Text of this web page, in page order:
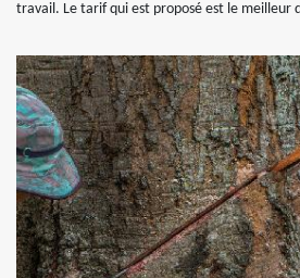
travail. Le tarif qui est proposé est le meilleur